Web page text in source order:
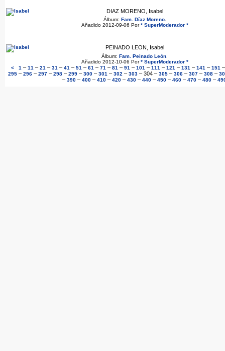
DIAZ MORENO, Isabel
Álbum: Fam. Díaz Moreno.
Añadido 2012-09-06 Por* SuperModerador *
PEINADO LEON, Isabel
Álbum: Fam. Peinado León
Añadido 2012-10-06 Por* SuperModerador *
<
1 – 11 – 21 – 31 – 41 – 51 – 61 – 71 – 81 – 91 – 101 – 111 – 121 – 131 – 141 – 151
295 – 296 – 297 – 298 – 299 – 300 – 301 – 302 – 303 – 304 – 305 – 306 – 307 – 308 –
– 390 – 400 – 410 – 420 – 430 – 440 – 450 – 460 – 470 – 480 –